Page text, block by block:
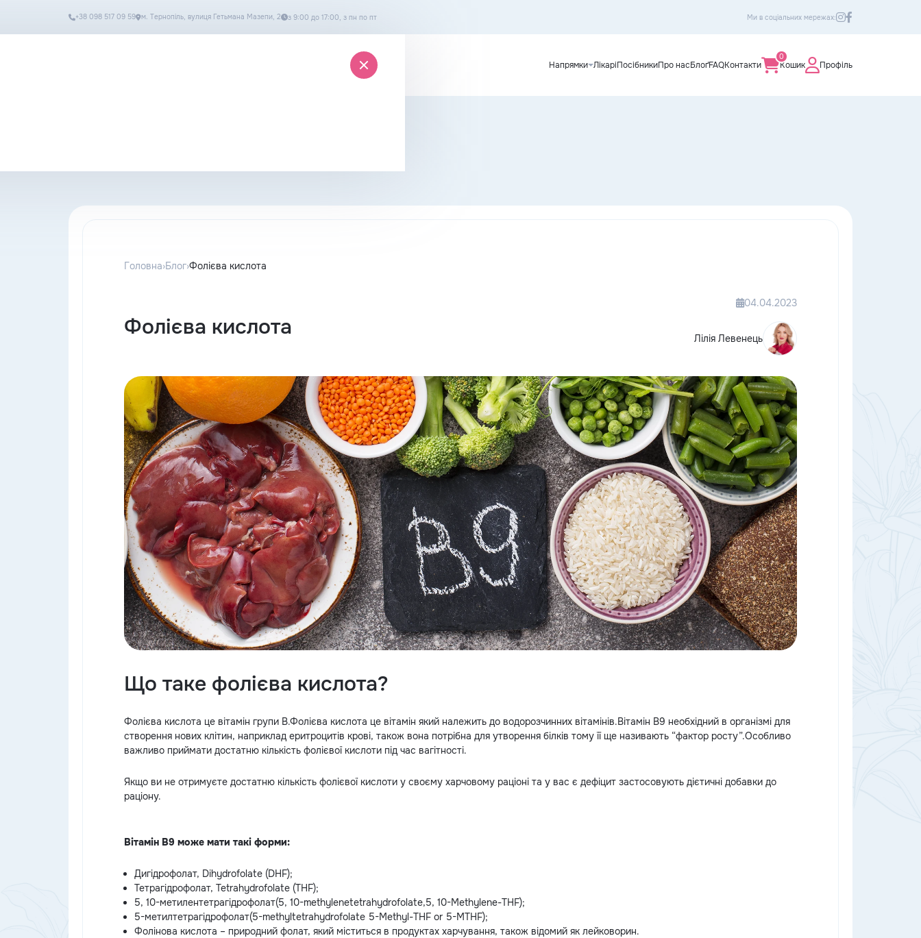
+38 098 517 09 59 м. Тернопіль, вулиця Гетьмана Мазепи, 2 з 9:00 до 17:00, з пн по пт Ми в соціальних мережах:
Напрямки ЛікаріПосібникиПро насБлоґFAQКонтакти
0
Кошик Профіль
з 9:00 до 17:00, з пн по пт Ми в соціальних мережах:
Головна›Блог›Фолієва кислота
Фолієва кислота
04.04.2023
Лілія Левенець
Що таке фолієва кислота?
Фолієва кислота це вітамін групи В.Фолієва кислота це вітамін який належить до водорозчинних вітамінів.Вітамін В9 необхідний в організмі для
створення нових клітин, наприклад еритроцитів крові, також вона потрібна для утворення білків тому її ще називають “фактор росту”.Особливо
важливо приймати достатню кількість фолієвої кислоти під час вагітності.
Якщо ви не отримуєте достатню кількість фолієвої кислоти у своєму харчовому раціоні та у вас є дефіцит застосовують дієтичні добавки до
раціону.
Вітамін В9 може мати такі форми:
Дигідрофолат, Dihydrofolate (DHF);
Тетрагідрофолат, Tetrahydrofolate (THF);
5, 10-метилентетрагідрофолат(5, 10-methylenetetrahydrofolate,5, 10-Methylene-THF);
5-метилтетрагідрофолат(5-methyltetrahydrofolate 5-Methyl-THF or 5-MTHF);
Фолінова кислота – природний фолат, який міститься в продуктах харчування, також відомий як лейковорин.